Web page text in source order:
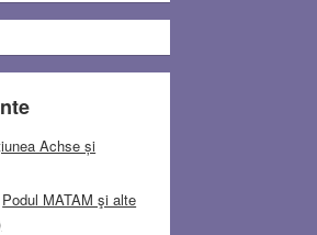
Achse și
Podul MATAM şi alte